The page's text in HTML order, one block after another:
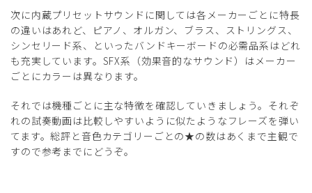
次に内蔵プリセットサウンドに関しては各メーカーごとに特長
の違いはあれど、ピアノ、オルガン、ブラス、ストリングス、
シンセリード系、といったバンドキーボードの必需品系はどれ
も充実しています。SFX系（効果音的なサウンド）はメーカー
ごとにカラーは異なります。
それでは機種ごとに主な特徴を確認していきましょう。それぞ
れの試奏動画は比較しやすいように似たようなフレーズを弾い
てます。総評と音色カテゴリーごとの★の数はあくまで主観で
すので参考までにどうぞ。